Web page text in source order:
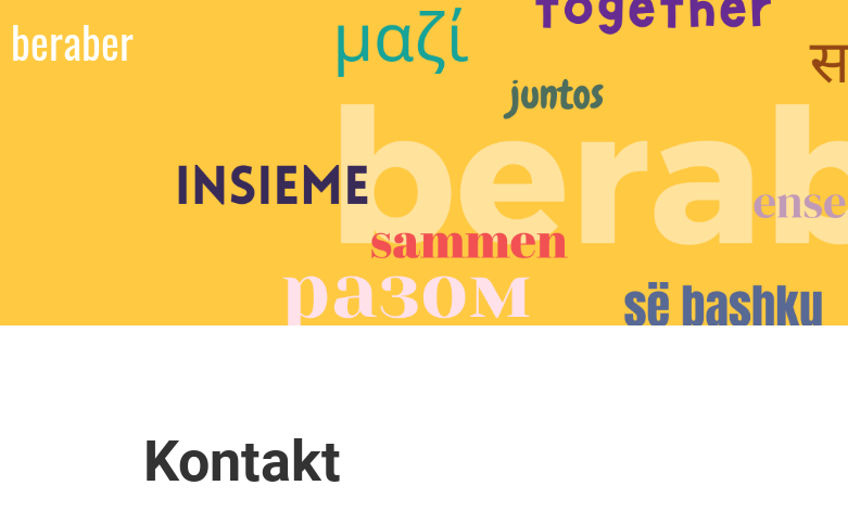
beraber
Kontakt